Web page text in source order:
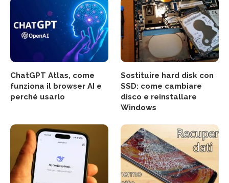
ChatGPT Atlas, come
funziona il browser AI e
perché usarlo
Sostituire hard disk con
SSD: come cambiare
disco e reinstallare
Windows